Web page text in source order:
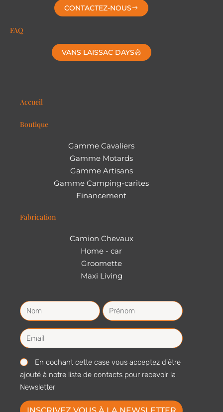
CONTACTEZ-NOUS
FAQ
VANS LAISSAC DAYS
Accueil
Boutique
Gamme Cavaliers
Gamme Motards
Gamme Artisans
Gamme Camping-carites
Financement
Fabrication
Camion Chevaux
Home - car
Groomette
Maxi Living
En cochant cette case vous acceptez d'être
ajouté à notre liste de contacts pour recevoir la
Newsletter